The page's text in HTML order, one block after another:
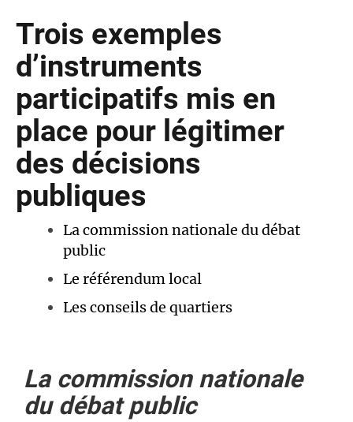
Trois exemples
d’instruments
participatifs mis en
place pour légitimer
des décisions
publiques
La commission nationale du débat
public
Le référendum local
Les conseils de quartiers
La commission nationale
du débat public